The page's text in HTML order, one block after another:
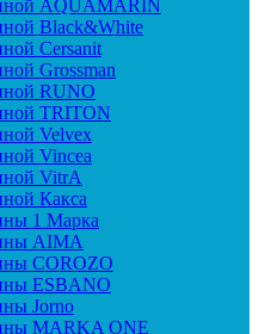
AQUAMARIN
Black&White
Cersanit
Grossman
RUNO
TRITON
Velvex
Vincea
VitrA
Какса
1 Марка
AIMA
COROZO
ESBANO
Jorno
MARKA ONE